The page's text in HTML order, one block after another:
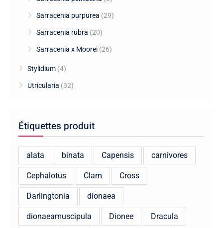
Sarracenia purpurea (29)
Sarracenia rubra (20)
Sarracenia x Moorei (26)
Stylidium (4)
Utricularia (32)
Étiquettes produit
alata binata Capensis carnivores
Cephalotus Clam Cross
Darlingtonia dionaea
dionaeamuscipula Dionee Dracula